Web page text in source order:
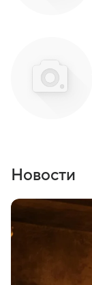
Новости